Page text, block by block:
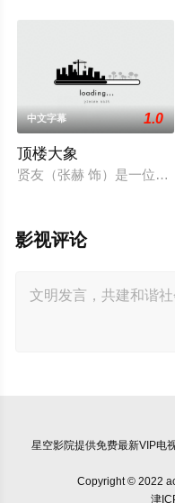
中文字幕 1.0
顶楼大象
贤友（张赫 饰）是一位
影视评论
星空影院提供免费最新VIP电
Copyright © 2022
津